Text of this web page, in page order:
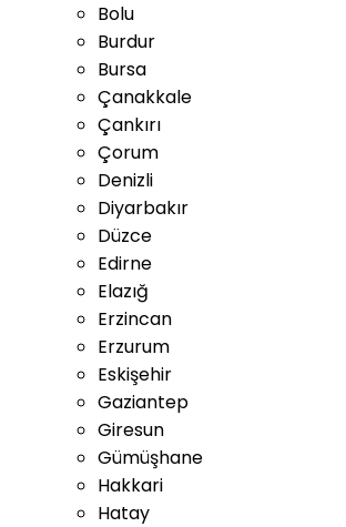
Bolu
Burdur
Bursa
Çanakkale
Çankırı
Çorum
Denizli
Diyarbakır
Düzce
Edirne
Elazığ
Erzincan
Erzurum
Eskişehir
Gaziantep
Giresun
Gümüşhane
Hakkari
Hatay